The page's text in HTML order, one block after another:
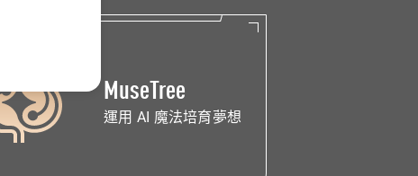
MuseTree
運用 AI 魔法培育夢想